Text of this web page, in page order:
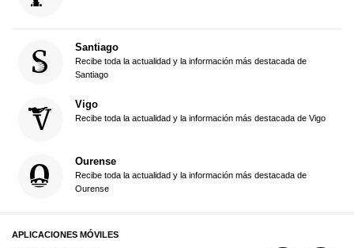
Santiago
Recibe toda la actualidad y la información más destacada de
Santiago
Vigo
Recibe toda la actualidad y la información más destacada de Vigo
Ourense
Recibe toda la actualidad y la información más destacada de
Ourense
APLICACIONES MÓVILES